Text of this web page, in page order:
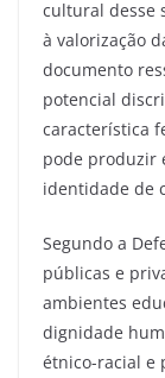
cultural desse
à valorização
documento
potencial
característica
pode produzir
identidade de
Segundo a
públicas e
ambientes
dignidade
étnico-racial e